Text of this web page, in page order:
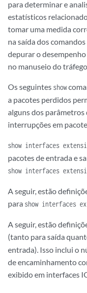
para determinar e
estatísticos
tomar uma medida
na saída dos
depurar o
no manuseio do
Os seguintes show
a pacotes perdidos
alguns dos parâmetros
interrupções em
show interfaces
pacotes de entrada e
show interfaces
A seguir, estão
para show interfaces
A seguir, estão
(tanto para saída
entrada). Isso inclui o
de encaminhamento
exibido em interfaces